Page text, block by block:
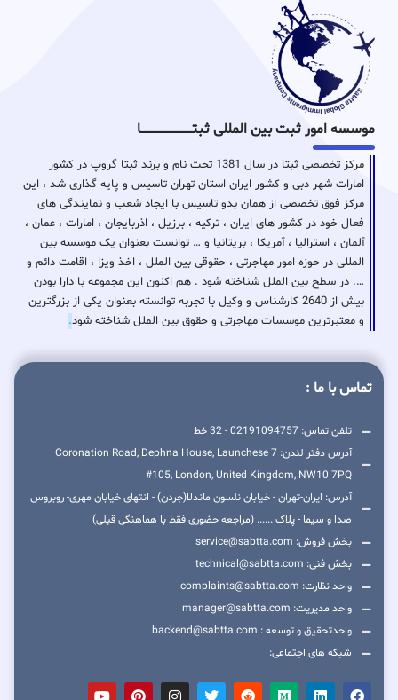
موسسه امور ثبت بین المللی ثبتـــــــــــــــــــــــــــــا
مرکز تخصصی ثبتا در سال 1381 تحت نام و برند ثبتا گروپ در کشور
امارات شهر دبی و کشور ایران استان تهران تاسیس و پایه گذاری شد ، این
مرکز فوق تخصصی از همان بدو تاسیس با ایجاد شعب و نمایندگی های
فعال خود در کشور های ایران ، ترکیه ، برزیل ، اذربایجان ، امارات ، عمان ،
آلمان ، استرالیا ، آمریکا ، بریتانیا و … توانست بعنوان یک موسسه بین
المللی در حوزه امور مهاجرتی ، حقوقی بین الملل ، اخذ ویزا ، اقامت دائم و
…. در سطح بین الملل شناخته شود . هم اکنون این مجموعه با دارا بودن
بیش از 2640 کارشناس و وکیل با تجربه توانسته بعنوان یکی از بزرگترین
و معتبرترین موسسات مهاجرتی و حقوق بین الملل شناخته شود.
تماس با ما :
تلفن تماس: 02191094757 - 32 خط
آدرس دفتر لندن: 7 Coronation Road, Dephna House, Launchese
#105, London, United Kingdom, NW10 7PQ
آدرس: ایران-تهران - خیابان نلسون ماندلا(جردن) - انتهای خیابان مهری- روبروس
صدا و سیما - پلاک ...... (مراجعه حضوری فقط با هماهنگی قبلی)
بخش فروش: service@sabtta.com
بخش فنی: technical@sabtta.com
واحد نظارت: complaints@sabtta.com
واحد مدیریت: manager@sabtta.com
واحدتحقیق و توسعه : backend@sabtta.com
شبکه های اجتماعی: